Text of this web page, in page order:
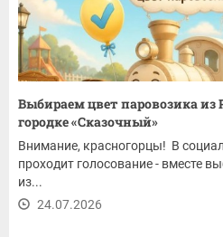
Выбираем цвет паровозика
городке «Сказочный»
Внимание, красногорцы! В
проходит голосование - вместе
из...
24.07.2026